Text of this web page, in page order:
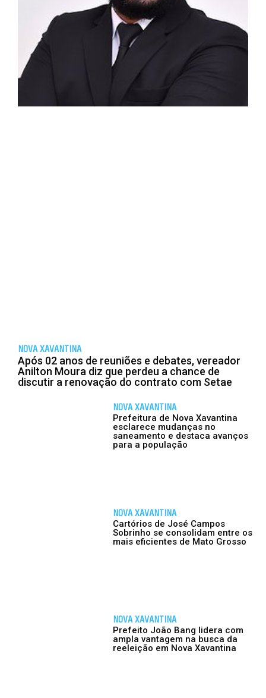
NOVA XAVANTINA
Após 02 anos de reuniões e debates, vereador
Anilton Moura diz que perdeu a chance de
discutir a renovação do contrato com Setae
NOVA XAVANTINA
Prefeitura de Nova Xavantina
esclarece mudanças no
saneamento e destaca avanços
para a população
NOVA XAVANTINA
Cartórios de José Campos
Sobrinho se consolidam entre os
mais eficientes de Mato Grosso
NOVA XAVANTINA
Prefeito João Bang lidera com
ampla vantagem na busca da
reeleição em Nova Xavantina